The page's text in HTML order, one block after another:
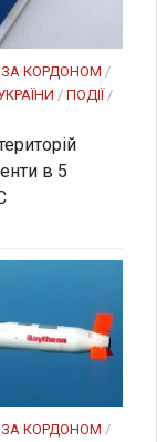
ЗА КОРДОНОМ /
/ ПОДІЇ /
в 5
ЗА КОРДОНОМ /